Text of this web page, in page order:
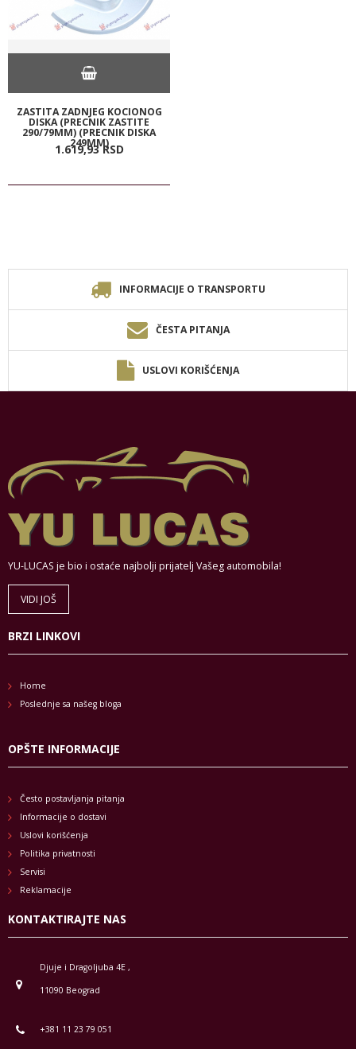
ZASTITA ZADNJEG KOCIONOG
DISKA (PRECNIK ZASTITE
290/79MM) (PRECNIK DISKA
249MM)
1.619,93 RSD
INFORMACIJE O TRANSPORTU
ČESTA PITANJA
USLOVI KORIŠĆENJA
YU-LUCAS je bio i ostaće najbolji prijatelj Vašeg automobila!
VIDI JOŠ
BRZI LINKOVI
Home
Poslednje sa našeg bloga
OPŠTE INFORMACIJE
Često postavljanja pitanja
Informacije o dostavi
Uslovi korišćenja
Politika privatnosti
Servisi
Reklamacije
KONTAKTIRAJTE NAS
Djuje i Dragoljuba 4E ,
11090 Beograd
+381 11 23 79 051